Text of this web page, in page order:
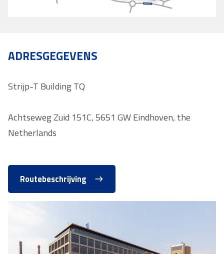
ADRESGEGEVENS
Strijp-T Building TQ
Achtseweg Zuid 151C, 5651 GW Eindhoven, the
Netherlands
Routebeschrijving